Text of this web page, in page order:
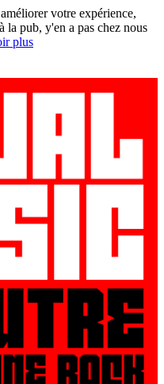
votre expérience,
la pub, y'en a pas chez nous
plus